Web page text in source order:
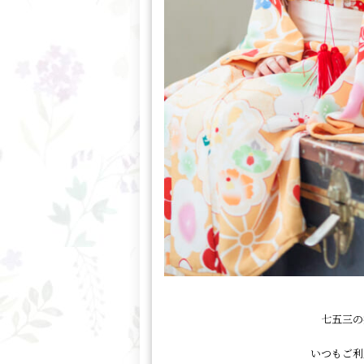
七五三
いつもご